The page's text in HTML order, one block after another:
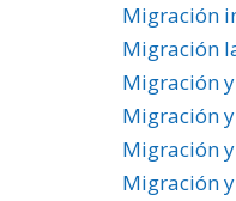
Migración
Migración
Migración
Migración
Migración
Migración